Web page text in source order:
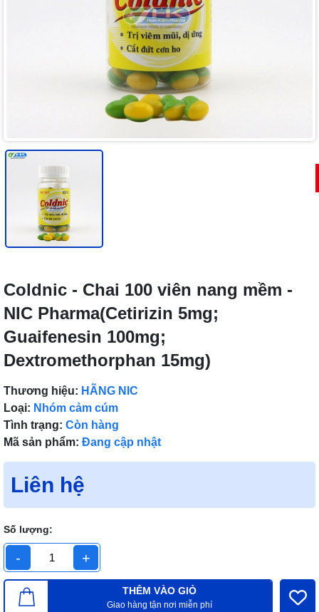
Coldnic - Chai 100 viên nang mềm -
NIC Pharma(Cetirizin 5mg;
Guaifenesin 100mg;
Dextromethorphan 15mg)
Thương hiệu: HÃNG NIC
Loại: Nhóm cảm cúm
Tình trạng: Còn hàng
Mã sản phẩm: Đang cập nhật
Liên hệ
Số lượng:
- +
THÊM VÀO GIỎ
Giao hàng tận nơi miễn phí